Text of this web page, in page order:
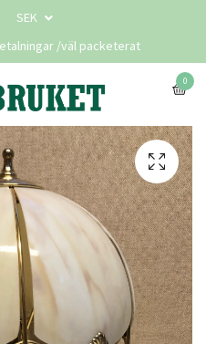
SEK
/väl packeterat
0